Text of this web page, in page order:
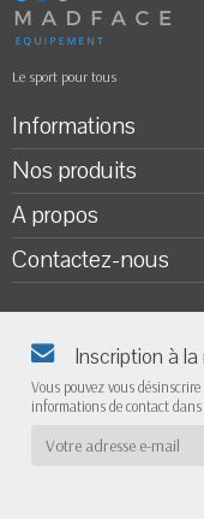
Le sport pour tous
Informations
Nos produits
A propos
Contactez-nous
Inscription à
Vous pouvez vous
informations de contact